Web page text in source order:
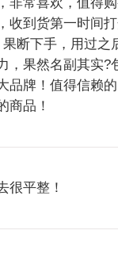
到货第一时间打
断下手，用过之
，果然名副其实?
品牌！值得信赖
商品！
很平整！